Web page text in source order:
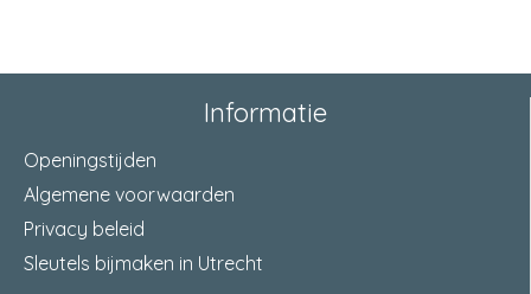
Informatie
Openingstijden
Algemene voorwaarden
Privacy beleid
Sleutels bijmaken in Utrecht